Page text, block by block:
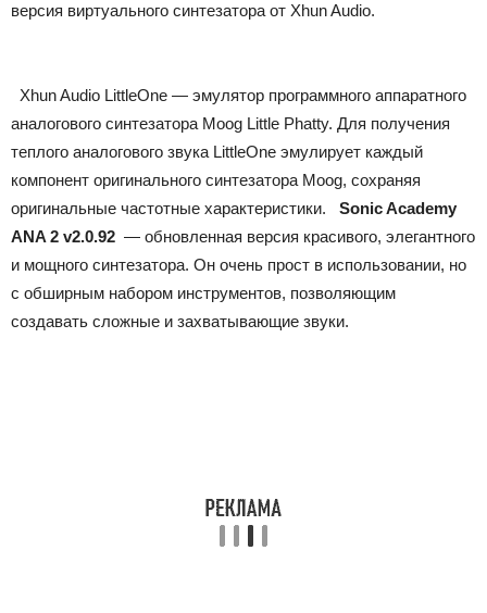
версия виртуального синтезатора от Xhun Audio.
Xhun Audio LittleOne — эмулятор программного аппаратного
аналогового синтезатора Moog Little Phatty. Для получения
теплого аналогового звука LittleOne эмулирует каждый
компонент оригинального синтезатора Moog, сохраняя
оригинальные частотные характеристики. Sonic Academy
ANA 2 v2.0.92 — обновленная версия красивого, элегантного
и мощного синтезатора. Он очень прост в использовании, но
с обширным набором инструментов, позволяющим
создавать сложные и захватывающие звуки.